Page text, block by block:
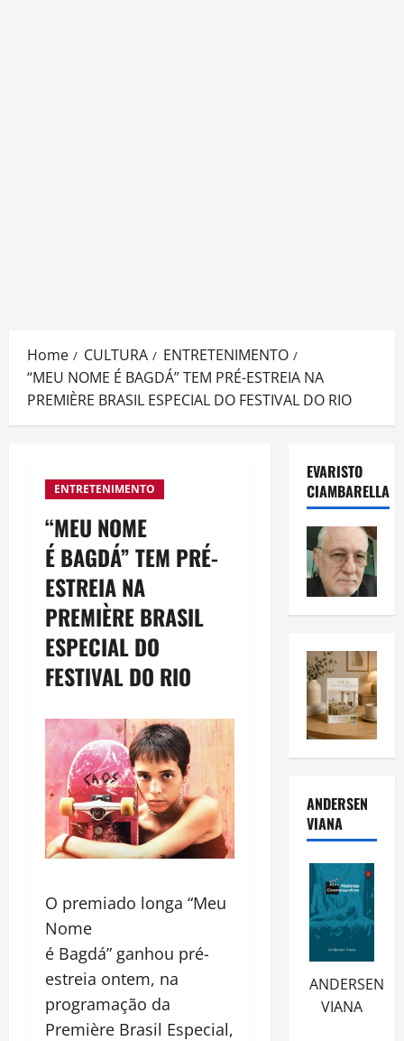
Home CULTURA
ENTRETENIMENTO
“MEU NOME É BAGDÁ” TEM PRÉ-ESTREIA NA
PREMIÈRE BRASIL ESPECIAL DO FESTIVAL DO RIO
ENTRETENIMENTO
“MEU NOME
É BAGDÁ” TEM PRÉ-
ESTREIA NA
PREMIÈRE BRASIL
ESPECIAL DO
FESTIVAL DO RIO
O premiado longa “Meu
Nome
é Bagdá” ganhou pré-
estreia ontem, na
programação da
Première Brasil Especial,
EVARISTO
CIAMBARELLA
ANDERSEN
VIANA
ANDERSEN
VIANA